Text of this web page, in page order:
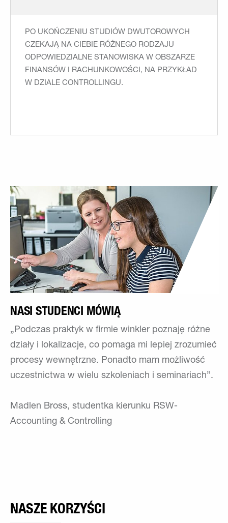
PO UKOŃCZENIU STUDIÓW DWUTOROWYCH
CZEKAJĄ NA CIEBIE RÓŻNEGO RODZAJU
ODPOWIEDZIALNE STANOWISKA W OBSZARZE
FINANSÓW I RACHUNKOWOŚCI, NA PRZYKŁAD
W DZIALE CONTROLLINGU.
NASI STUDENCI MÓWIĄ
„Podczas praktyk w firmie winkler poznaję różne
działy i lokalizacje, co pomaga mi lepiej zrozumieć
procesy wewnętrzne. Ponadto mam możliwość
uczestnictwa w wielu szkoleniach i seminariach”.
Madlen Bross, studentka kierunku RSW-
Accounting & Controlling
NASZE KORZYŚCI